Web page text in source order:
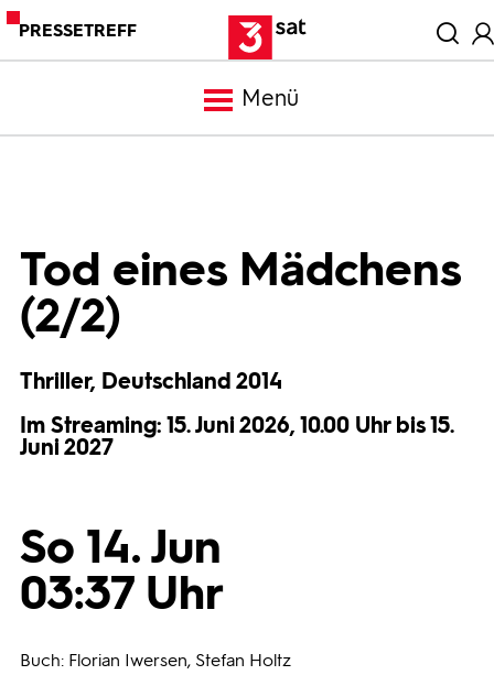
PRESSETREFF
Menü
Trailer
Programmwochen
Tod eines Mädchens
(2/2)
Thriller, Deutschland 2014
Im Streaming: 15. Juni 2026, 10.00 Uhr bis 15.
Juni 2027
So 14. Jun
03:37 Uhr
Buch: Florian Iwersen, Stefan Holtz